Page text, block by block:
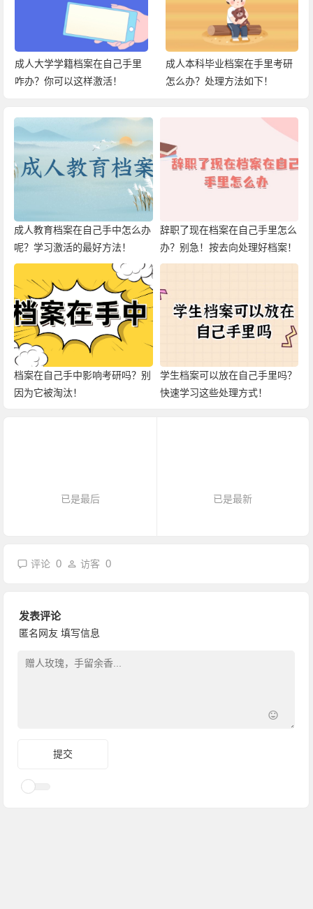
成人大学学籍档案在自己手里
咋办？你可以这样激活！
成人本科毕业档案在手里考研
怎么办？处理方法如下！
成人教育档案在自己手中怎么办
呢？学习激活的最好方法！
辞职了现在档案在自己手里怎么
办？别急！按去向处理好档案！
档案在自己手中影响考研吗？别
因为它被淘汰！
学生档案可以放在自己手里吗？
快速学习这些处理方式！
已是最后 已是最新
评论0 访客0
发表评论
匿名网友 填写信息